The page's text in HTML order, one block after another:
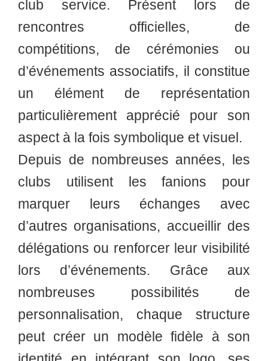
club service. Présent lors de
rencontres officielles, de
compétitions, de cérémonies ou
d’événements associatifs, il constitue
un élément de représentation
particulièrement apprécié pour son
aspect à la fois symbolique et visuel.
Depuis de nombreuses années, les
clubs utilisent les fanions pour
marquer leurs échanges avec
d’autres organisations, accueillir des
délégations ou renforcer leur visibilité
lors d’événements. Grâce aux
nombreuses possibilités de
personnalisation, chaque structure
peut créer un modèle fidèle à son